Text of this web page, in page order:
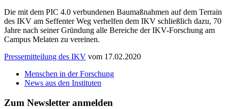
Die mit dem PIC 4.0 verbundenen Baumaßnahmen auf dem Terrain
des IKV am Seffenter Weg verhelfen dem IKV schließlich dazu, 70
Jahre nach seiner Gründung alle Bereiche der IKV-Forschung am
Campus Melaten zu vereinen.
Pressemitteilung des IKV vom 17.02.2020
Menschen in der Forschung
News aus den Instituten
Zum Newsletter anmelden